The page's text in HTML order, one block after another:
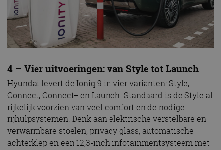
4 – Vier uitvoeringen: van Style tot Launch
Hyundai levert de Ioniq 9 in vier varianten: Style,
Connect, Connect+ en Launch. Standaard is de Style al
rijkelijk voorzien van veel comfort en de nodige
rijhulpsystemen. Denk aan elektrische verstelbare en
verwarmbare stoelen, privacy glass, automatische
achterklep en een 12,3-inch infotainmentsysteem met